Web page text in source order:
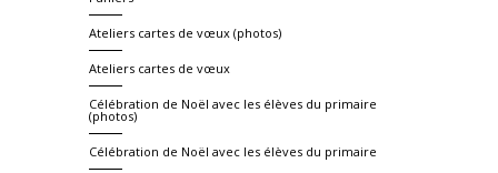
Ateliers cartes de vœux (photos)
Ateliers cartes de vœux
Célébration de Noël avec les élèves du primaire
(photos)
Célébration de Noël avec les élèves du primaire